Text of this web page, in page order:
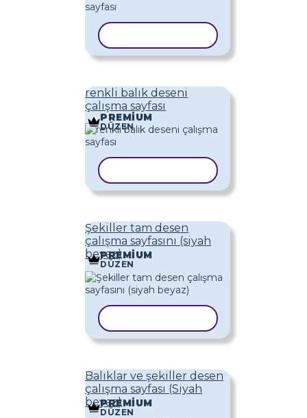
renkli balık deseni
çalışma sayfası
PREMIUM
DÜZEN
Şekiller tam desen
çalışma sayfasını (siyah
beyaz)
PREMIUM
DÜZEN
Balıklar ve şekiller desen
çalışma sayfası (Siyah
beyaz)
PREMIUM
DÜZEN